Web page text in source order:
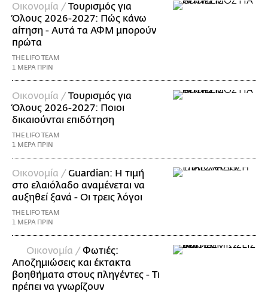
Οικονομία /Τουρισμός για
Όλους 2026-2027: Πώς κάνω
αίτηση - Αυτά τα ΑΦΜ μπορούν
πρώτα
THE LIFO TEAM
1 ΜΕΡΑ ΠΡΙΝ
Οικονομία /Τουρισμός για
Όλους 2026-2027: Ποιοι
δικαιούνται επιδότηση
THE LIFO TEAM
1 ΜΕΡΑ ΠΡΙΝ
Οικονομία /Guardian: Η τιμή
στο ελαιόλαδο αναμένεται να
αυξηθεί ξανά - Οι τρεις λόγοι
THE LIFO TEAM
1 ΜΕΡΑ ΠΡΙΝ
Οικονομία /Φωτιές:
Αποζημιώσεις και έκτακτα
βοηθήματα στους πληγέντες - Τι
πρέπει να γνωρίζουν